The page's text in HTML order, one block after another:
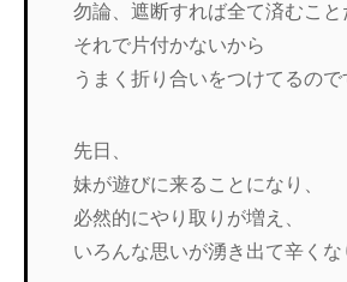
勿論、遮断すれば全て済むこと
それで片付かないから
うまく折り合いをつけてるので
先日、
妹が遊びに来ることになり、
必然的にやり取りが増え、
いろんな思いが湧き出て辛くな